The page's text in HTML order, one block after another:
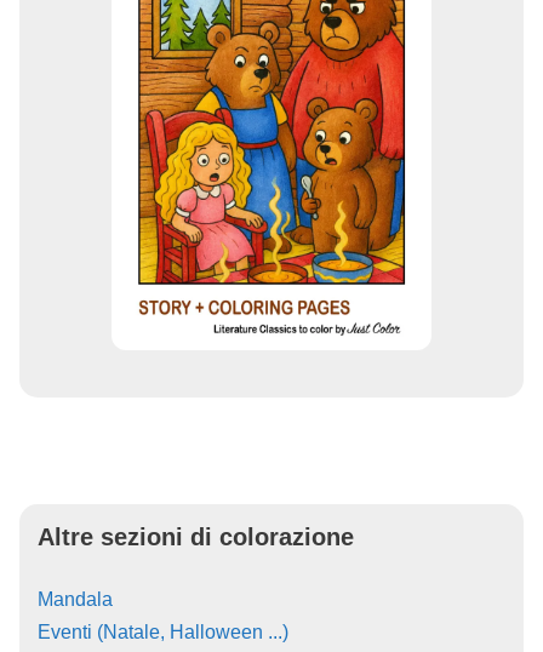
Altre sezioni di colorazione
Mandala
Eventi (Natale, Halloween ...)